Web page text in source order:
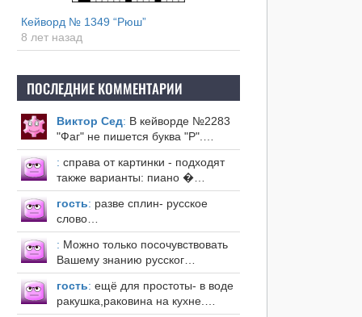
Кейворд № 1349 “Рюш”
8 лет назад
ПОСЛЕДНИЕ КОММЕНТАРИИ
Виктор Сед: В кейворде №2283
"Фаг" не пишется буква "Р".…
: справа от картинки - подходят
также варианты: пиано �…
гость: разве сплин- русское
слово…
: Можно только посочувствовать
Вашему знанию русског…
гость: ещё для простоты- в воде
ракушка,раковина на кухне.…